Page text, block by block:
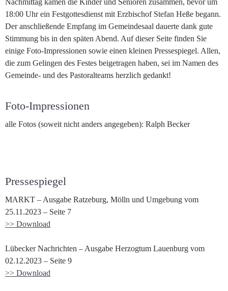
Nachmittag kamen die Kinder und Senioren zusammen, bevor um
18:00 Uhr ein Festgottesdienst mit Erzbischof Stefan Heße begann.
Der anschließende Empfang im Gemeindesaal dauerte dank gute
Stimmung bis in den späten Abend. Auf dieser Seite finden Sie
einige Foto-Impressionen sowie einen kleinen Pressespiegel. Allen,
die zum Gelingen des Festes beigetragen haben, sei im Namen des
Gemeinde- und des Pastoralteams herzlich gedankt!
Foto-Impressionen
alle Fotos (soweit nicht anders angegeben): Ralph Becker
Pressespiegel
MARKT – Ausgabe Ratzeburg, Mölln und Umgebung vom
25.11.2023 – Seite 7
>> Download
Lübecker Nachrichten – Ausgabe Herzogtum Lauenburg vom
02.12.2023 – Seite 9
>> Download